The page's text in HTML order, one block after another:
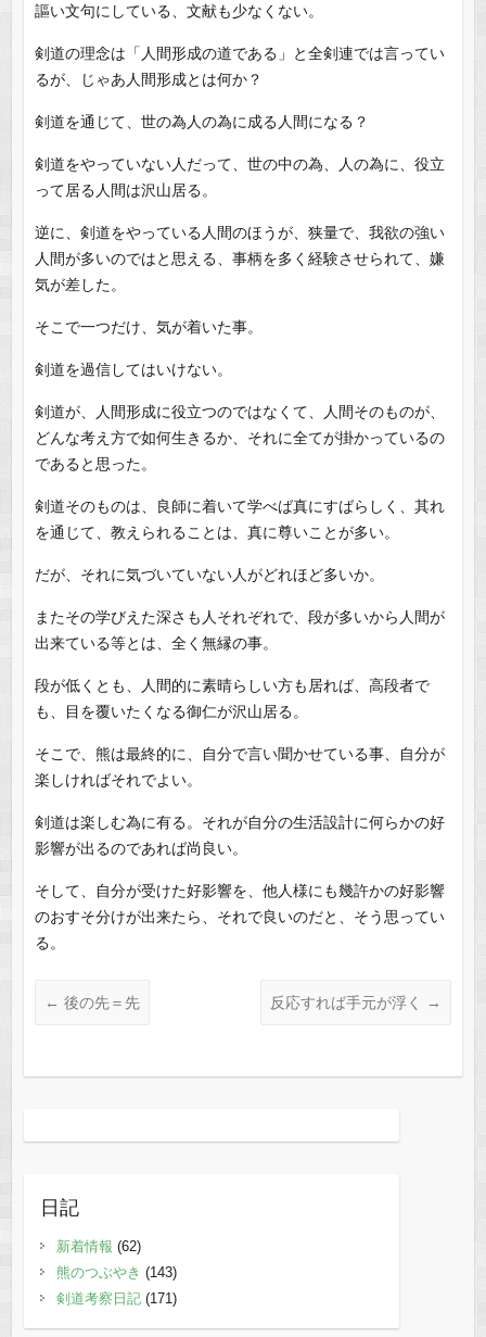
謳い文句にしている、文献も少なくない。
剣道の理念は「人間形成の道である」と全剣連では言ってい
るが、じゃあ人間形成とは何か？
剣道を通じて、世の為人の為に成る人間になる？
剣道をやっていない人だって、世の中の為、人の為に、役立
って居る人間は沢山居る。
逆に、剣道をやっている人間のほうが、狭量で、我欲の強い
人間が多いのではと思える、事柄を多く経験させられて、嫌
気が差した。
そこで一つだけ、気が着いた事。
剣道を過信してはいけない。
剣道が、人間形成に役立つのではなくて、人間そのものが、
どんな考え方で如何生きるか、それに全てが掛かっているの
であると思った。
剣道そのものは、良師に着いて学べば真にすばらしく、其れ
を通じて、教えられることは、真に尊いことが多い。
だが、それに気づいていない人がどれほど多いか。
またその学びえた深さも人それぞれで、段が多いから人間が
出来ている等とは、全く無縁の事。
段が低くとも、人間的に素晴らしい方も居れば、高段者で
も、目を覆いたくなる御仁が沢山居る。
そこで、熊は最終的に、自分で言い聞かせている事、自分が
楽しければそれでよい。
剣道は楽しむ為に有る。それが自分の生活設計に何らかの好
影響が出るのであれば尚良い。
そして、自分が受けた好影響を、他人様にも幾許かの好影響
のおすそ分けが出来たら、それで良いのだと、そう思ってい
る。
← 後の先＝先 反応すれば手元が浮く →
日記
新着情報 (62)
熊のつぶやき (143)
剣道考察日記(171)